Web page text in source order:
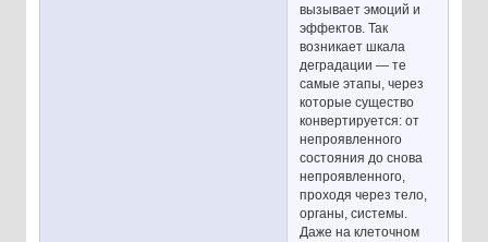
вызывает эмоций и
эффектов. Так
возникает шкала
деградации — те
самые этапы, через
которые существо
конвертируется: от
непроявленного
состояния до снова
непроявленного,
проходя через тело,
органы, системы.
Даже на клеточном